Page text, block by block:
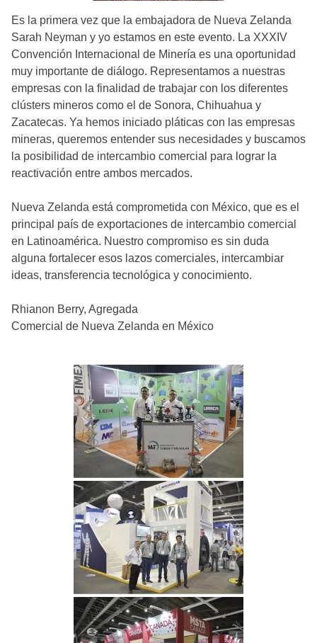
Es la primera vez que la embajadora de Nueva Zelanda
Sarah Neyman y yo estamos en este evento. La XXXIV
Convención Internacional de Minería es una oportunidad
muy importante de diálogo. Representamos a nuestras
empresas con la finalidad de trabajar con los diferentes
clústers mineros como el de Sonora, Chihuahua y
Zacatecas. Ya hemos iniciado pláticas con las empresas
mineras, queremos entender sus necesidades y buscamos
la posibilidad de intercambio comercial para lograr la
reactivación entre ambos mercados.
Nueva Zelanda está comprometida con México, que es el
principal país de exportaciones de intercambio comercial
en Latinoamérica. Nuestro compromiso es sin duda
alguna fortalecer esos lazos comerciales, intercambiar
ideas, transferencia tecnológica y conocimiento.
Rhianon Berry, Agregada
Comercial de Nueva Zelanda en México